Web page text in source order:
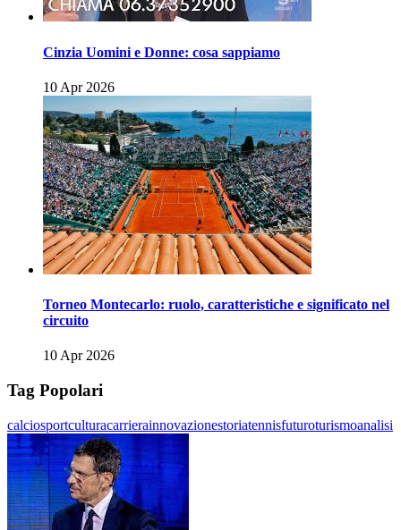
Cinzia Uomini e Donne: cosa sappiamo
10 Apr 2026
Torneo Montecarlo: ruolo, caratteristiche e significato nel
circuito
10 Apr 2026
Tag Popolari
calciosportculturacarrierainnovazionestoriatennisfuturoturismoanalisi